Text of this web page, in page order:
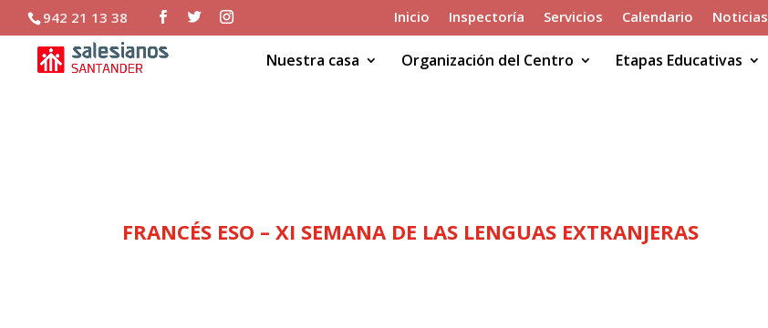
942 21 13 38 Inicio Inspectoría Servicios Calendario Noticias
Nuestra casa Organización del Centro Etapas Educativas
FRANCÉS ESO – XI SEMANA DE LAS LENGUAS EXTRANJERAS